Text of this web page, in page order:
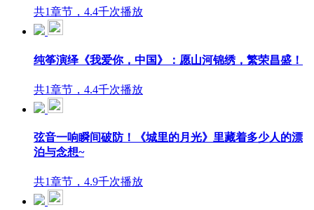
共1章节，4.4千次播放
纯筝演绎《我爱你，中国》：愿山河锦绣，繁荣昌盛！
共1章节，4.4千次播放
弦音一响瞬间破防！《城里的月光》里藏着多少人的漂
泊与念想~
共1章节，4.9千次播放